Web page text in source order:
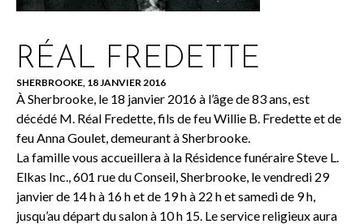
RÉAL FREDETTE
SHERBROOKE, 18 JANVIER 2016
À Sherbrooke, le 18 janvier 2016 à l’âge de 83 ans, est
décédé M. Réal Fredette, fils de feu Willie B. Fredette et de
feu Anna Goulet, demeurant à Sherbrooke.
La famille vous accueillera à la Résidence funéraire Steve L.
Elkas Inc., 601 rue du Conseil, Sherbrooke, le vendredi 29
janvier de 14 h à 16 h et de 19 h à 22 h et samedi de 9 h,
jusqu’au départ du salon à 10 h 15. Le service religieux aura